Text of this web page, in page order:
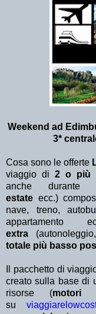
Weekend ad
3*
Cosa sono le offerte
viaggio di2 o più
anche
estate ecc.)
nave, treno,
extra
totale più basso
Il pacchetto di
creato sulla base di
risorse (
su